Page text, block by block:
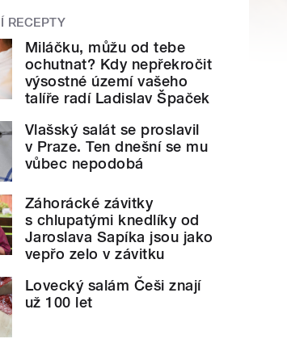
RECEPTY
Miláčku, můžu od tebe
ochutnat? Kdy nepřekročit
výsostné území vašeho
talíře radí Ladislav Špaček
Vlašský salát se proslavil
v Praze. Ten dnešní se mu
vůbec nepodobá
Záhorácké závitky
s chlupatými knedlíky od
Jaroslava Sapíka jsou jako
vepřo zelo v závitku
Lovecký salám Češi znají
už 100 let